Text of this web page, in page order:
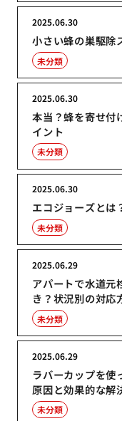
小さい蜂の巣駆除
2025.06.30
未分類
本当？蜂を寄せ付
イント
2025.06.30
未分類
エコジョーズとは
2025.06.30
未分類
アパートで水道元
き？状況別の対応
2025.06.29
未分類
ラバーカップを使
原因と効果的な解
2025.06.29
未分類